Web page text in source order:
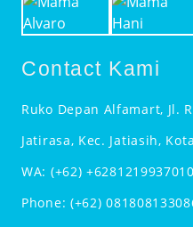
Contact Kami
Ruko Depan Alfamart, Jl.
Jatirasa, Kec. Jatiasih,
WA: (+62) +6281219937010
Phone: (+62)